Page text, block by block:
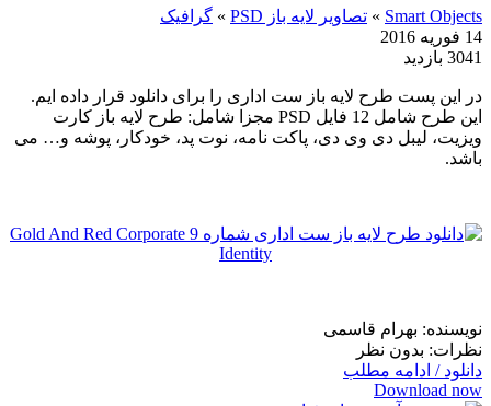
Smart Objects
» تصاویر لایه باز PSD » گرافیک
14 فوریه 2016
3041 بازدید
در این پست طرح لایه باز ست اداری را برای دانلود قرار داده ایم.
این طرح شامل 12 فایل PSD مجزا شامل: طرح لایه باز کارت
ویزیت، لیبل دی وی دی، پاکت نامه، نوت پد، خودکار، پوشه و… می
باشد.
نویسنده: بهرام قاسمی
نظرات: بدون نظر
دانلود / ادامه مطلب
Download now